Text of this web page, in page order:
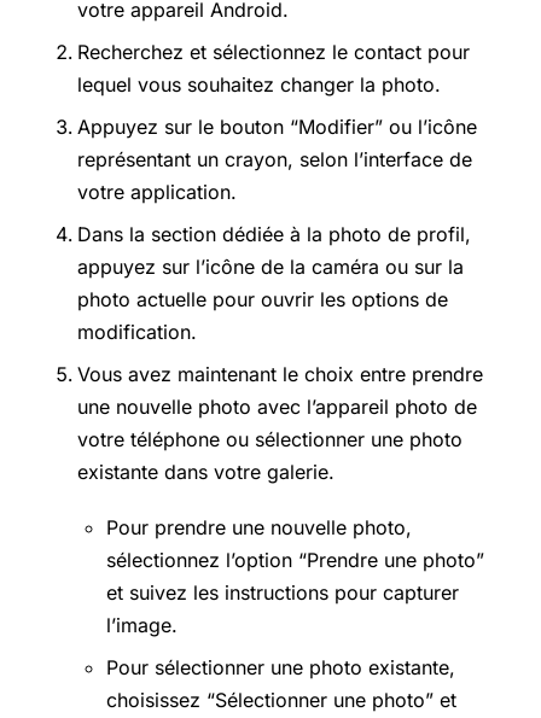
votre appareil Android.
Recherchez et sélectionnez le contact pour
lequel vous souhaitez changer la photo.
Appuyez sur le bouton “Modifier” ou l’icône
représentant un crayon, selon l’interface de
votre application.
Dans la section dédiée à la photo de profil,
appuyez sur l’icône de la caméra ou sur la
photo actuelle pour ouvrir les options de
modification.
Vous avez maintenant le choix entre prendre
une nouvelle photo avec l’appareil photo de
votre téléphone ou sélectionner une photo
existante dans votre galerie.
Pour prendre une nouvelle photo,
sélectionnez l’option “Prendre une photo”
et suivez les instructions pour capturer
l’image.
Pour sélectionner une photo existante,
choisissez “Sélectionner une photo” et